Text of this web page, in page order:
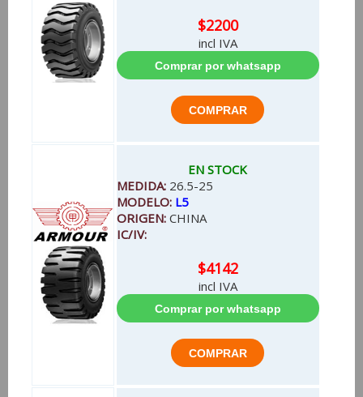
$2200
incl IVA
EN STOCK
MEDIDA: 26.5-25
MODELO: L5
ORIGEN: CHINA
IC/IV:
$4142
incl IVA